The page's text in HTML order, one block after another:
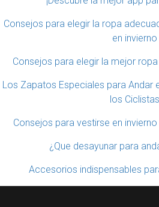
Consejos para elegir la ropa
en invierno
Consejos para elegir la mejor
Los Zapatos Especiales para Andar
los Ciclistas
Consejos para vestirse en
¿Que desayunar para
Accesorios indispensables